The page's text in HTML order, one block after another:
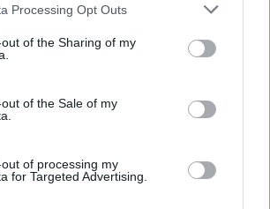
website/app uses one or more Google
visit or usage behaviour. You may click to
to Google and its third-party tags to
specified purposes in below Google
Processing Opt Outs
of the Sharing of my
of the Sale of my
of processing my
for Targeted Advertising.